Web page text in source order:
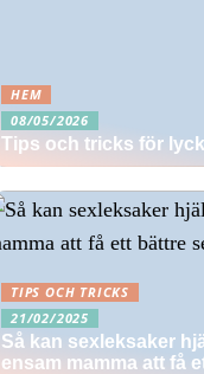
HEM
08/05/2026
Tips och tricks för
TIPS OCH TRICKS
21/02/2025
Så kan sexleksaker
ensam mamma att få